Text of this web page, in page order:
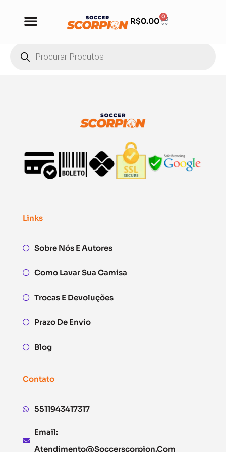
R$0.00 0
Links
Sobre Nós E Autores
Como Lavar Sua Camisa
Trocas E Devoluções
Prazo De Envio
Blog
Contato
5511943417317
Email:
Atendimento@soccerscorpion.com